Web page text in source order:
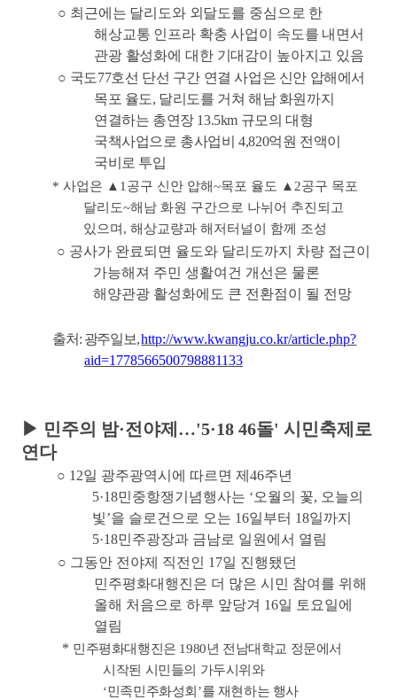
○ 최근에는 달리도와 외달도를 중심으로 한
해상교통 인프라 확충 사업이 속도를 내면서
관광 활성화에 대한 기대감이 높아지고 있음
○ 국도77호선 단선 구간 연결 사업은 신안 압해에서
목포 율도, 달리도를 거쳐 해남 화원까지
연결하는 총연장 13.5km 규모의 대형
국책사업으로 총사업비4,820억원 전액이
국비로 투입
*사업은 ▲ 1 공구 신안 압해~목포 율도 ▲ 2공구 목포
달리도~해남 화원 구간으로 나뉘어 추진되고
있으며 ,해상교량과 해저터널이 함께 조성
○ 공사가 완료되면 율도와 달리도까지 차량 접근이
가능해져 주민 생활여건 개선은 물론
해양관광 활성화에도 큰 전환점이 될 전망
출처: 광주일보,http://www.kwangju.co.kr/article.php?
aid=1778566500798881133
▶ 민주의 밤·전야제…'5·18 46돌' 시민축제로
연다
○ 12일 광주광역시에 따르면 제 46주년
5·18민중항쟁기념행사는 ‘오월의 꽃, 오늘의
빛’을 슬로건으로 오는 16일부터 18일까지
5·18민주광장과 금남로 일원에서 열림
○ 그동안 전야제 직전인 17일 진행됐던
민주평화대행진은 더 많은 시민 참여를 위해
올해 처음으로 하루 앞당겨 16일 토요일에
열림
* 민주평화대행진은 1980년 전남대학교 정문에서
시작된 시민들의 가두시위와
‘민족민주화성회 ’를 재현하는 행사